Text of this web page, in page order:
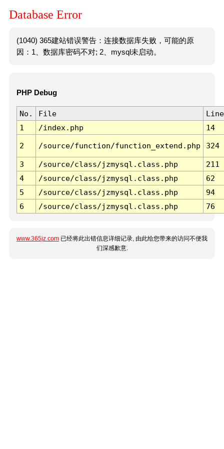
Database Error
(1040) 365建站错误警告：连接数据库失败，可能的原
因：1、数据库密码不对; 2、mysql未启动。
PHP Debug
No. File
Line
1
/index.php 14
2 /source/function/function_extend.php 324
3 /source/class/jzmysql.class.php
211
4
/source/class/jzmysql.class.php
62
5
/source/class/jzmysql.class.php
94
6
/source/class/jzmysql.class.php 76
www.365jz.com 已经将此出错信息详细记录, 由此给您带来的访问不便我
们深感歉意.